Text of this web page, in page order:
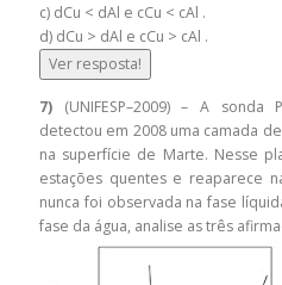
c) dCu < dAl e cCu < cAl .
d) dCu > dAl e cCu > cAl .
Ver resposta!
7) (UNIFESP–2009) – A sonda
detectou em 2008 uma camada
na superfície de Marte. Nesse
estações quentes e reaparece
nunca foi observada na fase
fase da água, analise as três